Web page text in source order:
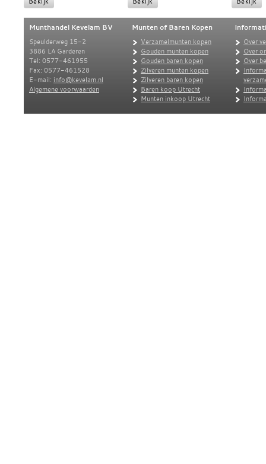
Munthandel Kevelam BV
Speulderweg 15-2
3886 LA Garderen
Tel: 0577-461955
Fax: 0577-461528
E-mail: info@kevelam.nl
Algemene voorwaarden
Munten of Baren Kopen
Verzamelmunten kopen
Gouden munten kopen
Gouden baren kopen
Zilveren munten kopen
Zilveren baren kopen
Baren koop Utrecht
Munten inkoop Utrecht
Over
Over
Over